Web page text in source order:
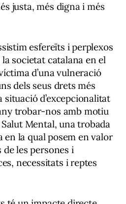
justa, més digna i més
esfereïts i perplexos
societat catalana en el
d’una vulneració
dels seus drets més
d’excepcionalitat
trobar-nos amb motiu
Mental, una trobada
la qual posem en valor
les persones i
necessitats i reptes